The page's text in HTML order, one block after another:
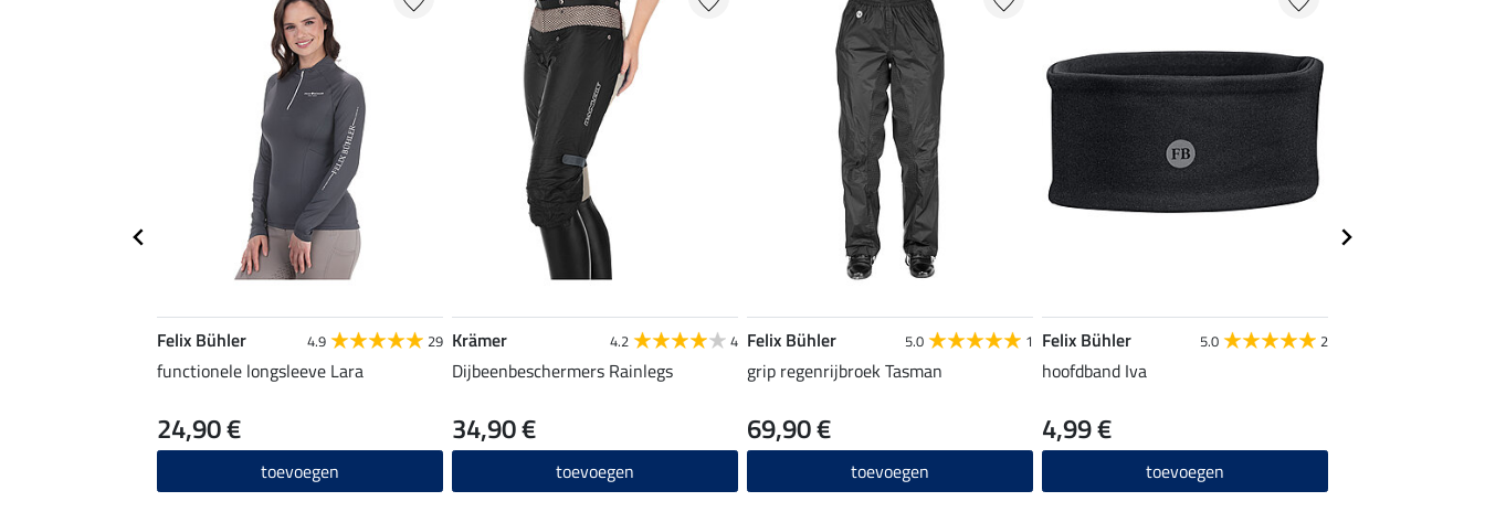
Felix Bühler 4.9 29
functionele longsleeve Lara
24,90 €
toevoegen
Krämer 4.2 4
Dijbeenbeschermers Rainlegs
34,90 €
toevoegen
Felix Bühler 5.0 1
grip regenrijbroek Tasman
69,90 €
toevoegen
Felix Bühler 5.0 2
hoofdband Iva
4,99 €
toevoegen